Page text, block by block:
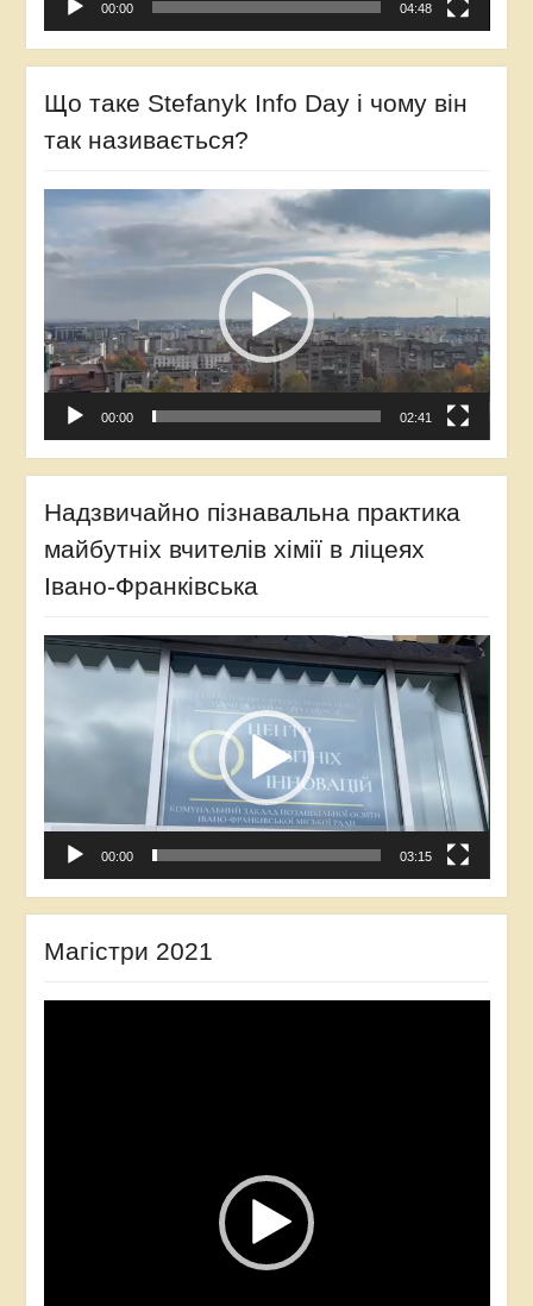
00:00 04:48
Що таке Stefanyk Info Day і чому він
так називається?
Відеопрогравач
00:00 02:41
Надзвичайно пізнавальна практика
майбутніх вчителів хімії в ліцеях
Івано-Франківська
Відеопрогравач
00:00 03:15
Магістри 2021